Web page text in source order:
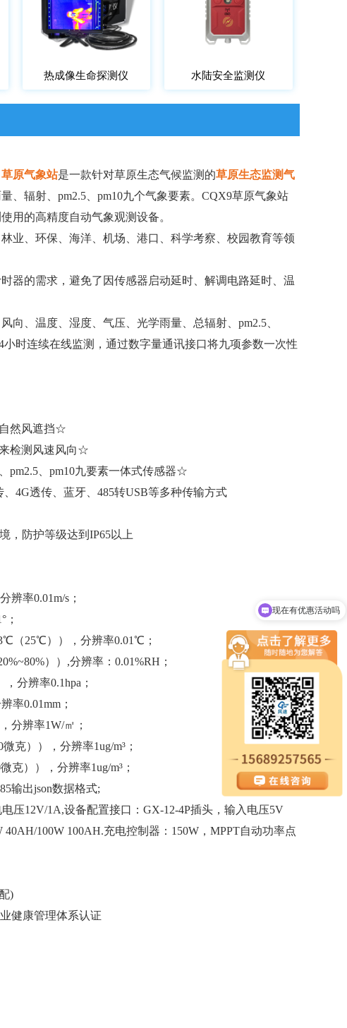
热成像生命探测仪 水陆安全监测仪
草原气象站是一款针对草原生态气候监测的草原生态监测气
、辐射、pm2.5、pm10九个气象要素。CQX9草原气象站
用的高精度自动气象观测设备。
业、环保、海洋、机场、港口、科学考察、校园教育等领
器的需求，避免了因传感器启动延时、解调电路延时、温
向、温度、湿度、气压、光学雨量、总辐射、pm2.5、
时连续在线监测，通过数字量通讯接口将九项参数一次性
然风遮挡☆
检测风速风向☆
pm2.5、pm10九要素一体式传感器☆
、4G透传、蓝牙、485转USB等多种传输方式
，防护等级达到IP65以上
辨率0.01m/s；
；
（25℃）），分辨率0.01℃；
））,分辨率：0.01%RH；
分辨率0.1hpa；
率0.01mm；
分辨率1W/㎡；
克）），分辨率1ug/m³；
克）），分辨率1ug/m³；
输出json数据格式;
压12V/1A,设备配置接口：GX-12-4P插头，输入电压5V
100W 100AH.充电控制器：150W，MPPT自动功率点
)
健康管理体系认证
可以介绍下你们的设备么